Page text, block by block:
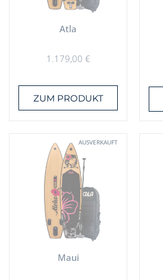
Atla
1.179,00 €
ZUM PRODUKT
AUSVERKAUFT
Maui